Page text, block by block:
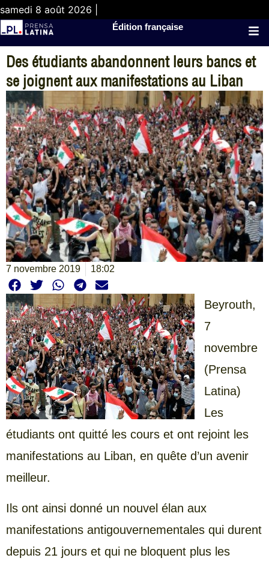
samedi 8 août 2026 |
Édition française
Des étudiants abandonnent leurs bancs et
se joignent aux manifestations au Liban
7 novembre 2019 18:02
Beyrouth,
7
novembre
(Prensa
Latina)
Les
étudiants ont quitté les cours et ont rejoint les
manifestations au Liban, en quête d’un avenir
meilleur.
Ils ont ainsi donné un nouvel élan aux
manifestations antigouvernementales qui durent
depuis 21 jours et qui ne bloquent plus les